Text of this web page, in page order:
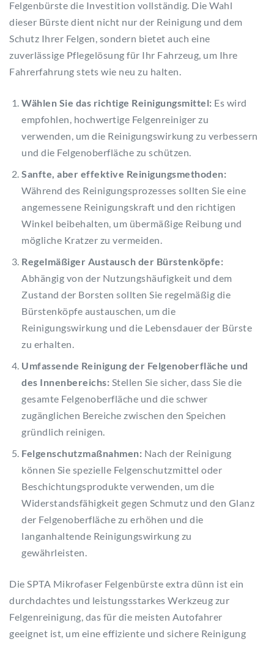
Felgenbürste die Investition vollständig. Die Wahl
dieser Bürste dient nicht nur der Reinigung und dem
Schutz Ihrer Felgen, sondern bietet auch eine
zuverlässige Pflegelösung für Ihr Fahrzeug, um Ihre
Fahrerfahrung stets wie neu zu halten.
Wählen Sie das richtige Reinigungsmittel: Es wird
empfohlen, hochwertige Felgenreiniger zu
verwenden, um die Reinigungswirkung zu verbessern
und die Felgenoberfläche zu schützen.
Sanfte, aber effektive Reinigungsmethoden:
Während des Reinigungsprozesses sollten Sie eine
angemessene Reinigungskraft und den richtigen
Winkel beibehalten, um übermäßige Reibung und
mögliche Kratzer zu vermeiden.
Regelmäßiger Austausch der Bürstenköpfe:
Abhängig von der Nutzungshäufigkeit und dem
Zustand der Borsten sollten Sie regelmäßig die
Bürstenköpfe austauschen, um die
Reinigungswirkung und die Lebensdauer der Bürste
zu erhalten.
Umfassende Reinigung der Felgenoberfläche und
des Innenbereichs: Stellen Sie sicher, dass Sie die
gesamte Felgenoberfläche und die schwer
zugänglichen Bereiche zwischen den Speichen
gründlich reinigen.
Felgenschutzmaßnahmen: Nach der Reinigung
können Sie spezielle Felgenschutzmittel oder
Beschichtungsprodukte verwenden, um die
Widerstandsfähigkeit gegen Schmutz und den Glanz
der Felgenoberfläche zu erhöhen und die
langanhaltende Reinigungswirkung zu
gewährleisten.
Die SPTA Mikrofaser Felgenbürste extra dünn ist ein
durchdachtes und leistungsstarkes Werkzeug zur
Felgenreinigung, das für die meisten Autofahrer
geeignet ist, um eine effiziente und sichere Reinigung